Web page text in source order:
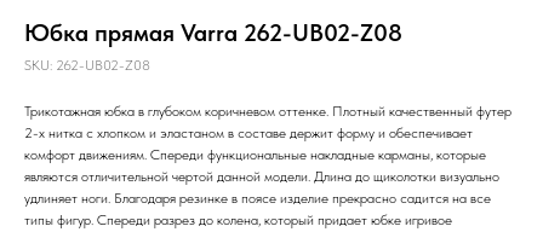
Юбка прямая Varra 262-UB02-Z08
SKU: 262-UB02-Z08
Трикотажная юбка в глубоком коричневом оттенке. Плотный качественный футер
2-х нитка с хлопком и эластаном в составе держит форму и обеспечивает
комфорт движениям. Спереди функциональные накладные карманы, которые
являются отличительной чертой данной модели. Длина до щиколотки визуально
удлиняет ноги. Благодаря резинке в поясе изделие прекрасно садится на все
типы фигур. Спереди разрез до колена, который придает юбке игривое